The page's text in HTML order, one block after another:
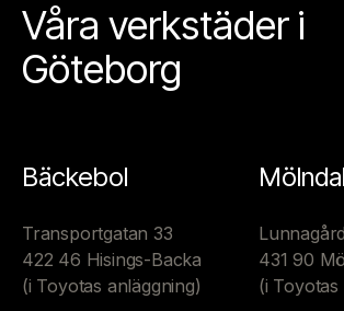
Våra verkstäder i
Göteborg
Bäckebol
Transportgatan 33
422 46 Hisings-Backa
(i Toyotas anläggning)
Mölndal
431 90
(i Toyotas